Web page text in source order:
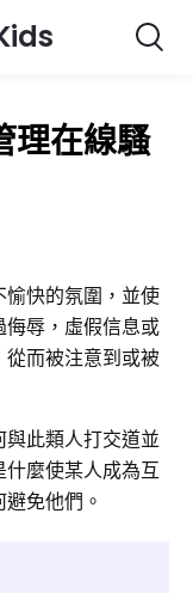
理在線騷
快的氛圍，並使
辱，虛假信息或
而被注意到或被
此類人打交道並
麼使某人成為互
免他們。